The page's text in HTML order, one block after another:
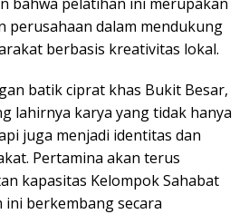
perusahaan dalam mendukung
berbasis kreativitas lokal.
batik ciprat khas Bukit Besar,
lahirnya karya yang tidak hanya
juga menjadi identitas dan
Pertamina akan terus
kapasitas Kelompok Sahabat
berkembang secara